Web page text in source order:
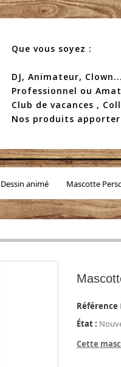
Que vous soyez :
DJ, Animateur, Clown...
Professionnel ou
Club de vacances ,
Nos produits
animé Mascotte
Référence
État :
Cette